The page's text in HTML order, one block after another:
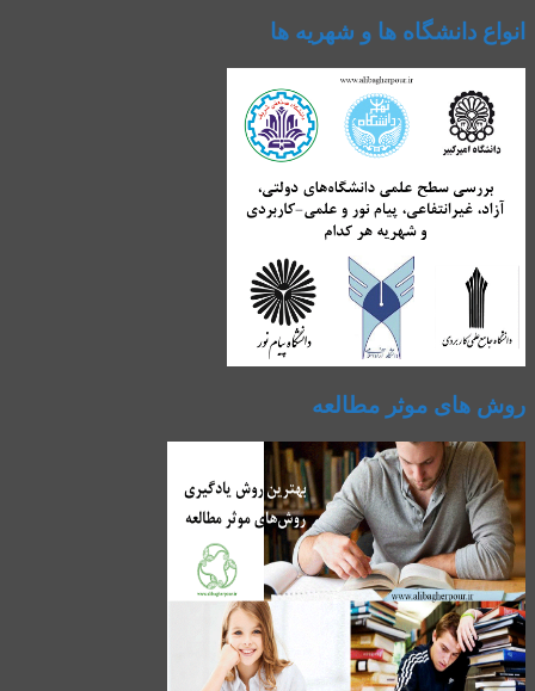
انواع دانشگاه ها و شهریه ها
روش های موثر مطالعه